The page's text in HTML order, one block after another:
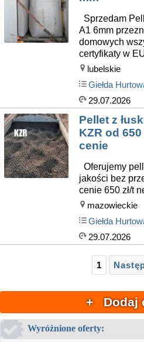
Sprzedam
A1 6mm
domowych
certyfikaty w
lubelskie
Giełda
29.07.2026
Pellet z
KZR od
cenie
Oferujemy
jakości bez
cenie 650 zł/t
mazowieckie
Giełda
29.07.2026
1
+ Dodaj
Wyróżnione oferty: